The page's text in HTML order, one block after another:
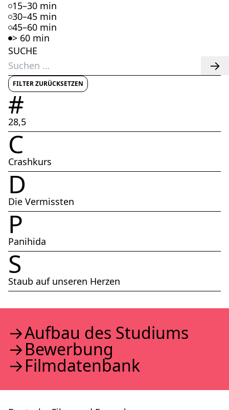
2017
2016
2015
2014
2013
2012
2011
2010
2009
2008
2007
2006
2005
2004
2003
2002
15–30 min
30–45 min
45–60 min
> 60 min
SUCHE
Suchen
nach:
FILTER ZURÜCKSETZEN
#
28,5
C
Crashkurs
D
Die Vermissten
P
Panihida
S
Staub auf unseren Herzen
Auf­bau des Stu­di­ums
Bewer­bung
Film­da­ten­bank